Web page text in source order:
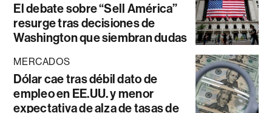
El debate sobre “Sell América”
resurge tras decisiones de
Washington que siembran dudas
MERCADOS
Dólar cae tras débil dato de
empleo en EE.UU. y menor
expectativa de alza de tasas de